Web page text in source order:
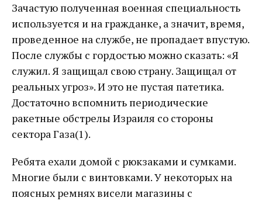
Зачастую полученная военная специальность
используется и на гражданке, а значит, время,
проведенное на службе, не пропадает впустую.
После службы с гордостью можно сказать: «Я
служил. Я защищал свою страну. Защищал от
реальных угроз». И это не пустая патетика.
Достаточно вспомнить периодические
ракетные обстрелы Израиля со стороны
сектора Газа(1).
Ребята ехали домой с рюкзаками и сумками.
Многие были с винтовками. У некоторых на
поясных ремнях висели магазины с